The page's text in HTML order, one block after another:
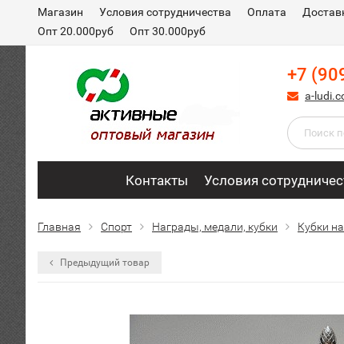
Магазин Условия сотрудничества Оплата
Опт 20.000руб
Опт 30.000руб
+7
a-
Контакты Условия
Главная Спорт Награды, медали, кубки Кубки
Предыдущий товар